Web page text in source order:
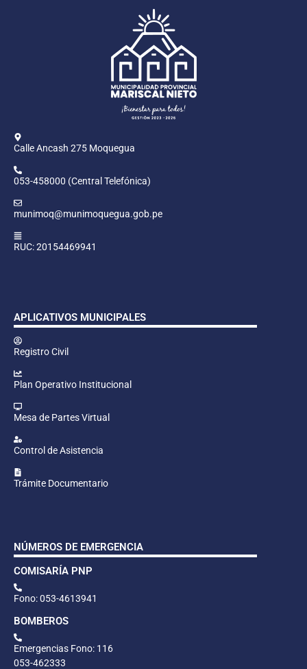
Calle Ancash 275 Moquegua
053-458000 (Central Telefónica)
munimoq@munimoquegua.gob.pe
RUC: 20154469941
APLICATIVOS MUNICIPALES
Registro Civil
Plan Operativo Institucional
Mesa de Partes Virtual
Control de Asistencia
Trámite Documentario
NÚMEROS DE EMERGENCIA
COMISARÍA PNP
Fono: 053-4613941
BOMBEROS
Emergencias Fono: 116
053-462333